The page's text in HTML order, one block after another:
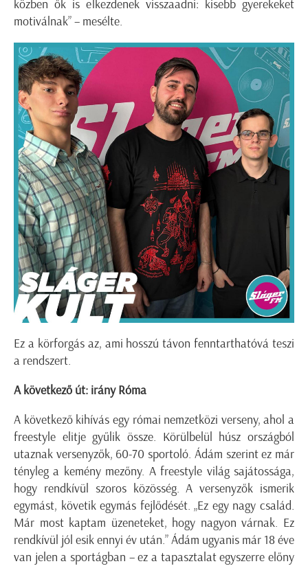
közben ők is elkezdenek visszaadni: kisebb gyerekeket
motiválnak” – mesélte.
Ez a körforgás az, ami hosszú távon fenntarthatóvá teszi
a rendszert.
A következő út: irány Róma
A következő kihívás egy római nemzetközi verseny, ahol a
freestyle elitje gyűlik össze. Körülbelül húsz országból
utaznak versenyzők, 60-70 sportoló. Ádám szerint ez már
tényleg a kemény mezőny. A freestyle világ sajátossága,
hogy rendkívül szoros közösség. A versenyzők ismerik
egymást, követik egymás fejlődését. „Ez egy nagy család.
Már most kaptam üzeneteket, hogy nagyon várnak. Ez
rendkívül jól esik ennyi év után.” Ádám ugyanis már 18 éve
van jelen a sportágban – ez a tapasztalat egyszerre előny